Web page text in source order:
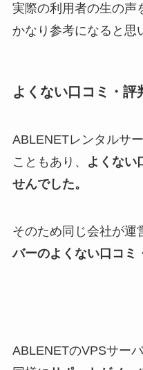
実際の利用者の生の声
かなり参考になると思
よくない口コミ・評
ABLENETレンタルサ
こともあり、
よくない
せんでした。
そのため同じ会社が運
バーのよくない口コミ
ABLENETのVPSサー